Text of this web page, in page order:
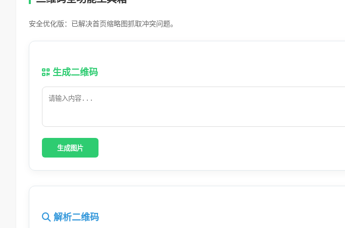
安全优化版：已解决首页缩略图抓取冲突问题。
生成二维码
生成图片
解析二维码